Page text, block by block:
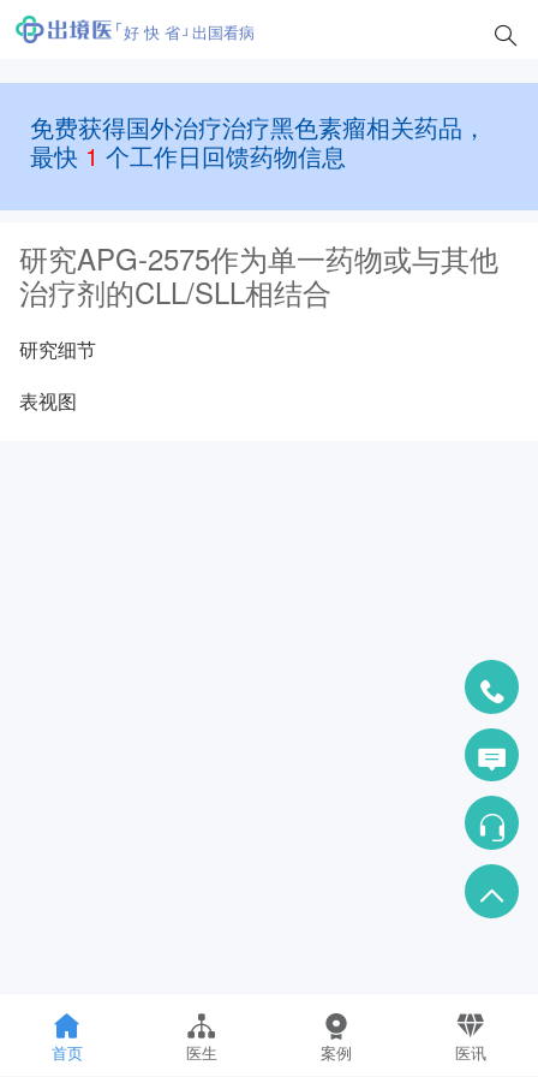
好 快 省 出国看病
免费获得国外治疗治疗黑色素瘤相关药品，
最快 1 个工作日回馈药物信息
研究APG-2575作为单一药物或与其他
治疗剂的CLL/SLL相结合
研究细节
表视图
首页 医生 案例 医讯